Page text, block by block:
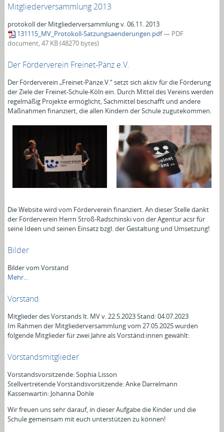
Mitgliederversammlung 2013
protokoll der Mitgliederversammlung v. 06.11. 2013
131115_MV_Protokoll-Satzungsaenderungen.pdf— PDF
document, 47 KB (48270 bytes)
Der Förderverein Freinet-Pänz e.V.
Der Förderverein „Freinet-Pänze.V.“ setzt sich aktiv für die Förderung
der Ziele der Freinet-Schule-Köln ein. Durch Mittel des Vereins werden
regelmäßig Projekte ermöglicht, Sachmittel beschafft und andere
Maßnahmen finanziert, die allen Kindern der Schule zugutekommen.
Die Website wird vom Förderverein finanziert.An dieser Stelle dankt
der Förderverein Herrn Stroß-Radschinski von der Agentur acsr für
seine Ideen und seinen Einsatz bzgl. der Gestaltung und Umsetzung!
Bilder
Bilder vom Vorstand
Bilder
Mehr…
Vorstand
Mitglieder des Vorstands lt. MV v. 22.5.2023 Stand: 04.07.2023
Im Rahmen der Mitgliederversammlung vom 27.05.2025 wurden
folgende Mitglieder für zwei Jahre als Vorständ:innen gewählt:
Vorstandsmitglieder
Vorstandsvorsitzende: Sophia Lisson
Stellvertretende Vorstandsvorsitzende: Anke Darrelmann
Kas­sen­war­tin: Johanna Dohle
Wir freuen uns sehr darauf, in dieser Aufgabe die Kinder und die
Schule gemeinsam mit euch unterstützen zu können!